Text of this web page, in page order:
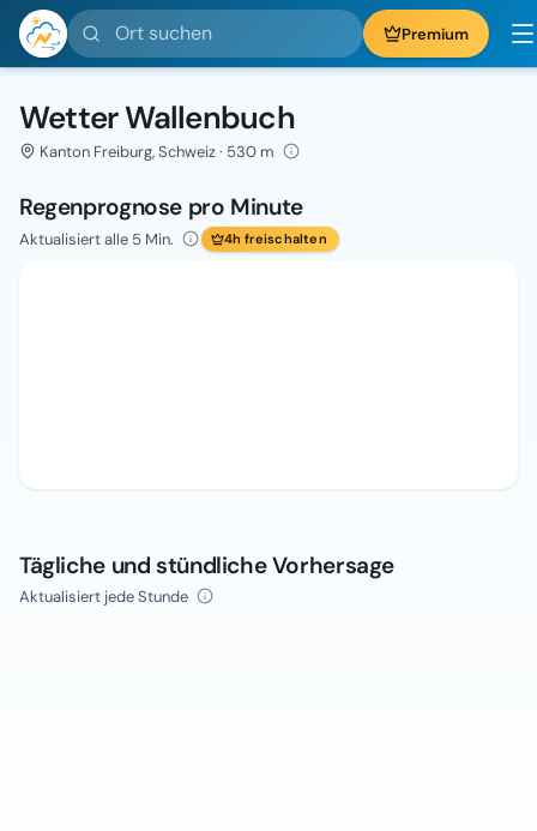
Ort suchen Premium
Wetter Wallenbuch
Kanton Freiburg, Schweiz · 530 m
Regenprognose pro Minute
Aktualisiert alle 5 Min. 4h freischalten
Tägliche und stündliche Vorhersage
Aktualisiert jede Stunde